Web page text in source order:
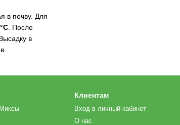
в почву. Для
. После
в
Клиентам
Вход в личный кабинет
О нас